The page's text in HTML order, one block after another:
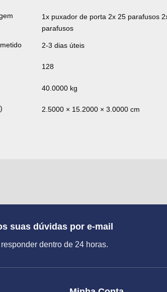
1x puxador de porta 2x 25 parafusos
parafusos
2-3 dias úteis
128
40.0000 kg
2.5000 × 15.2000 × 3.0000 cm
suas dúvidas por e-mail
dentro de 24 horas.